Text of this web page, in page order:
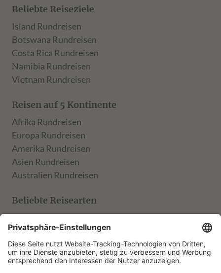
Beliebte Reiseziele
Island Rundreisen
Botswana Rundreisen
Costa Rica Rundreisen
Namibia Rundreisen
Vietnam Rundreisen
Reisen auf 5 Kontinente
Afrika Rundreisen
Europa Rundreisen
Amerika Rundreisen
Asien Rundreisen
Australien Rundreisen
Beliebte Reisearten
TARUK Klassik
TARUK Entdecker
TARUK Aktiv
TARUK Muße